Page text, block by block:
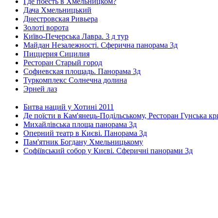
Дача Хмельницький
Днестровская Ривьера
Золоті ворота
Київо-Печерська Лавра. 3 д тур
Майдан Незалежності. Сферична панорама 3д
Пиццерия Сицилия
Ресторан Старый город
Софиевская площадь. Панорама 3д
Туркомплекс Солнечна долина
Эрней лаз
Битва наций у Хотині 2011
Де поїсти в Кам'янець-Подільському, Ресторан Гунська
Михайлівська площа панорама 3д
Оперний театр в Києві. Панорама 3д
Пам'ятник Богдану Хмельницькому
Софіївський собор у Києві. Сферичні панорами 3д